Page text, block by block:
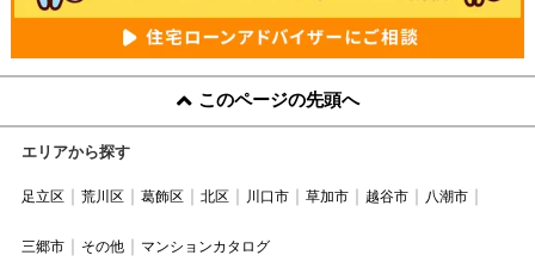
このページの先頭へ
エリアから探す
足立区 荒川区 葛飾区 北区 川口市 草加市 越谷市 八潮市
三郷市 その他 マンションカタログ